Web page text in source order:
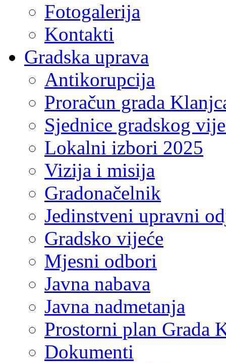
Fotogalerija
Kontakti
Gradska uprava
Antikorupcija
Proračun grada
Sjednice gradskog
Lokalni izbori 2025
Vizija i misija
Gradonačelnik
Jedinstveni upravni
Gradsko vijeće
Mjesni odbori
Javna nabava
Javna nadmetanja
Prostorni plan Grada
Dokumenti